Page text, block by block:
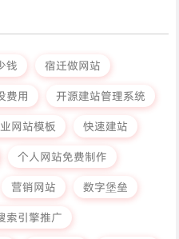
钱
宿迁做网站
费用
开源建站管理系统
网站模板
快速建站
个人网站免费制作
营销网站
数字堡垒
索引擎推广